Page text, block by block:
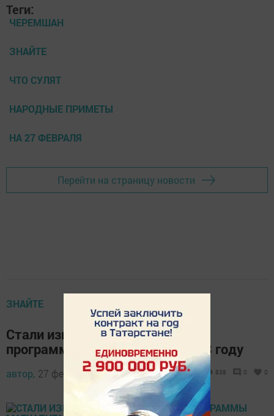
Теги:
ЧЕРЕМШАН
ЗНАЙТЕ
ЧТО СУЛЯТ
НАРОДНЫЕ ПРИМЕТЫ
НА 27 ФЕВРАЛЯ
Перейти на страницу новости
ЗНАЙТЕ
Стали известны три новшества
программы маткапитала в 2018 году
автор, 27 февраля 2018 - 04:31 838 0 0